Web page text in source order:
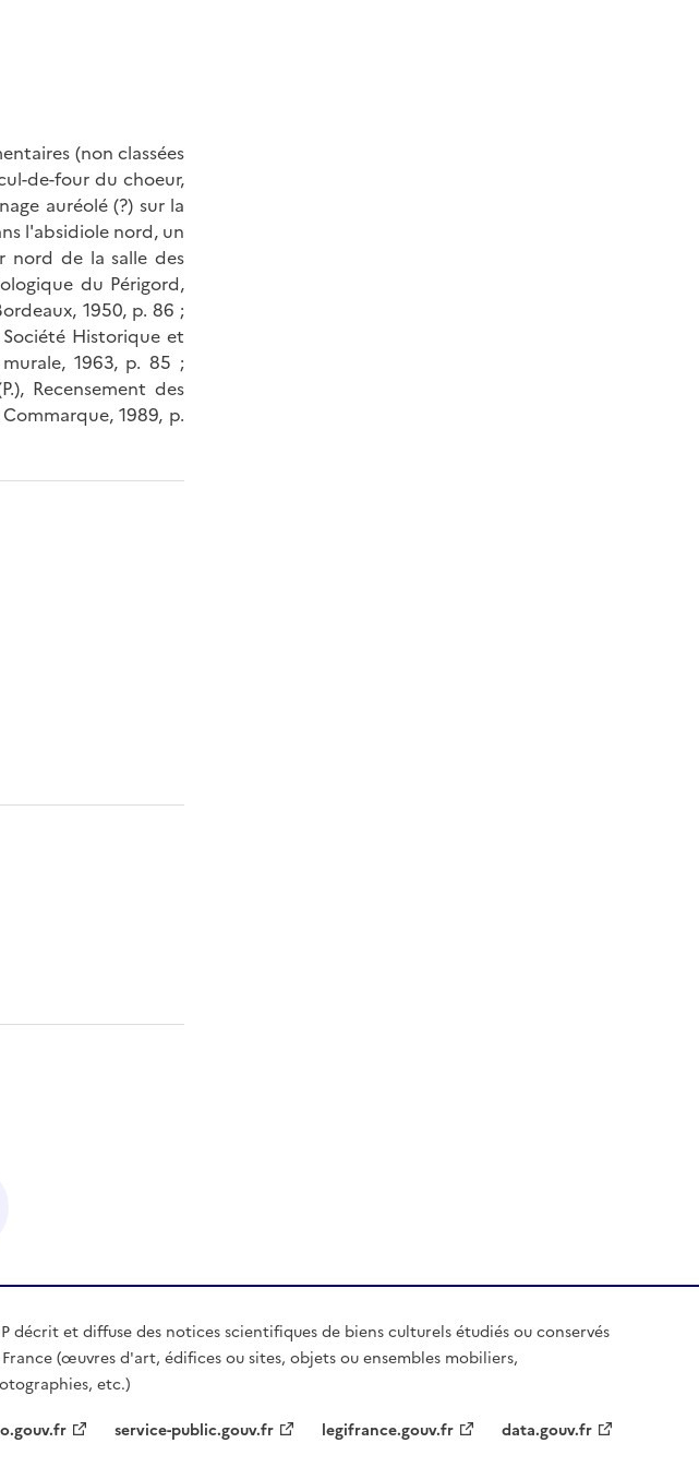
(non classées
de-four du choeur,
auréolé (?) sur la
l'absidiole nord, un
nord de la salle des
du Périgord,
1950, p. 86 ;
Société Historique et
1963, p. 85 ;
Recensement des
1989, p.
décrit et diffuse des notices scientifiques de biens culturels étudiés ou conservés
(œuvres d'art, édifices ou sites, objets ou ensembles mobiliers,
etc.)
service-public.gouv.fr legifrance.gouv.fr data.gouv.fr